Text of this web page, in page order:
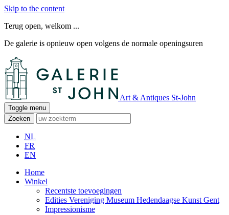
Skip to the content
Terug open, welkom ...
De galerie is opnieuw open volgens de normale openingsuren
Art & Antiques St-John
Toggle menu
Zoeken
NL
FR
EN
Home
Winkel
Recentste toevoegingen
Edities Vereniging Museum Hedendaagse Kunst Gent
Impressionisme